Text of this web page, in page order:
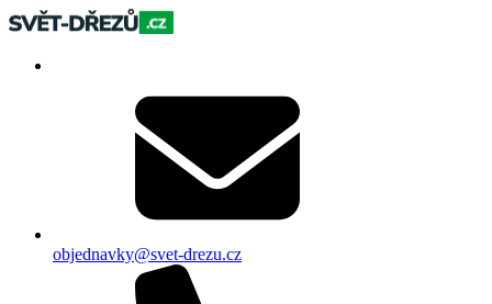
objednavky@svet-drezu.cz